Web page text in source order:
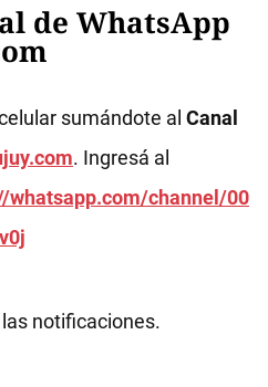
de WhatsApp
sumándote al Canal
. Ingresá al
whatsapp.com/channel/00
notificaciones.